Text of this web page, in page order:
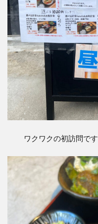
ワクワクの初訪問です